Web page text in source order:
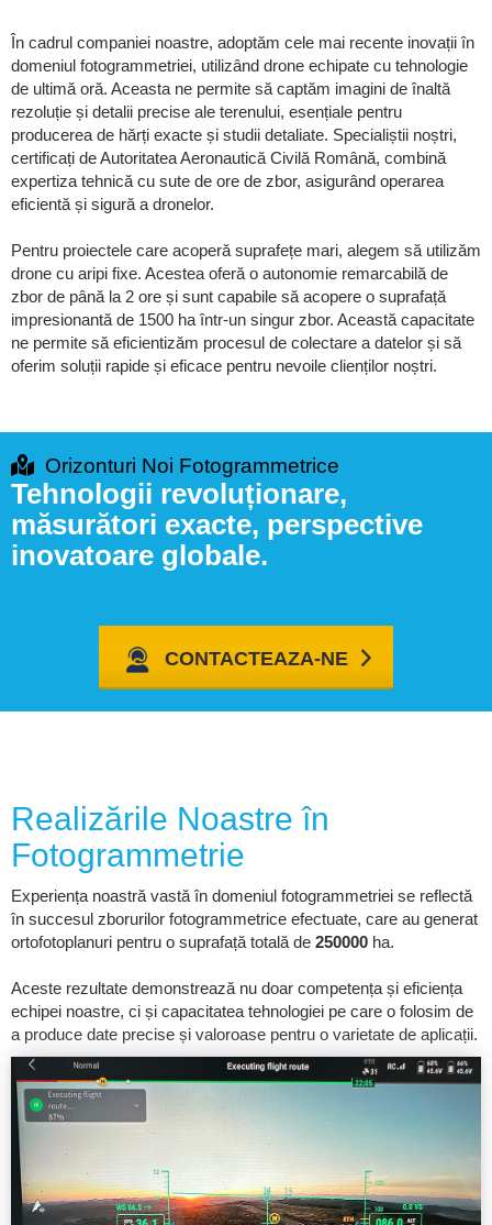
În cadrul companiei noastre, adoptăm cele mai recente inovații în
domeniul fotogrammetriei, utilizând drone echipate cu tehnologie
de ultimă oră. Aceasta ne permite să captăm imagini de înaltă
rezoluție și detalii precise ale terenului, esențiale pentru
producerea de hărți exacte și studii detaliate. Specialiștii noștri,
certificați de Autoritatea Aeronautică Civilă Română, combină
expertiza tehnică cu sute de ore de zbor, asigurând operarea
eficientă și sigură a dronelor.
Pentru proiectele care acoperă suprafețe mari, alegem să utilizăm
drone cu aripi fixe. Acestea oferă o autonomie remarcabilă de
zbor de până la 2 ore și sunt capabile să acopere o suprafață
impresionantă de 1500 ha într-un singur zbor. Această capacitate
ne permite să eficientizăm procesul de colectare a datelor și să
oferim soluții rapide și eficace pentru nevoile clienților noștri.
Orizonturi Noi Fotogrammetrice
Tehnologii revoluționare,
măsurători exacte, perspective
inovatoare globale.
CONTACTEAZA-NE
Realizările Noastre în
Fotogrammetrie
Experiența noastră vastă în domeniul fotogrammetriei se reflectă
în succesul zborurilor fotogrammetrice efectuate, care au generat
ortofotoplanuri pentru o suprafață totală de 250000 ha.
Aceste rezultate demonstrează nu doar competența și eficiența
echipei noastre, ci și capacitatea tehnologiei pe care o folosim de
a produce date precise și valoroase pentru o varietate de aplicații.